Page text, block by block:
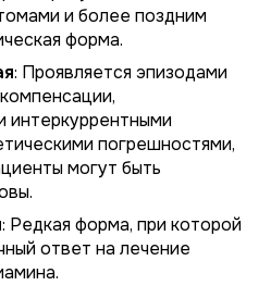
и более поздним
форма.
: Проявляется эпизодами
интеркуррентными
погрешностями,
могут быть
: Редкая форма, при которой
ответ на лечение